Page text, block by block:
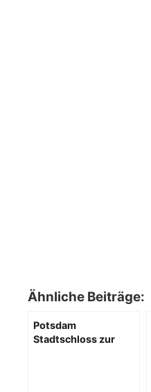
Ähnliche Beiträge:
Potsdam
Stadtschloss zur